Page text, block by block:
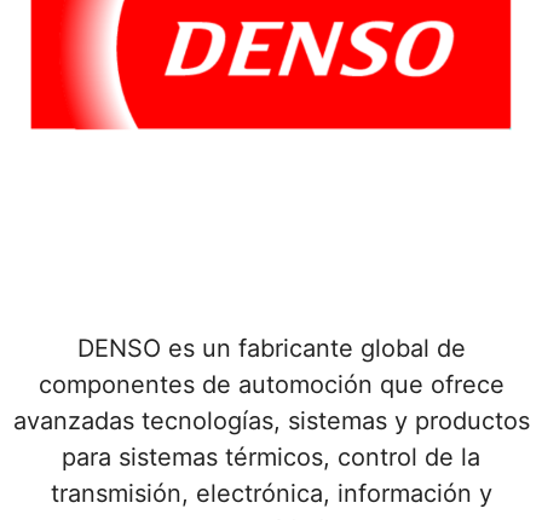
DENSO es un fabricante global de
componentes de automoción que ofrece
avanzadas tecnologías, sistemas y productos
para sistemas térmicos, control de la
transmisión, electrónica, información y